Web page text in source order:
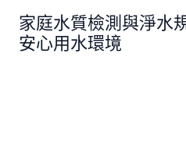
家庭水質檢測與淨水
安心用水環境